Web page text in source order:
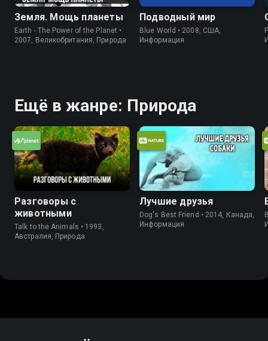
Земля. Мощь планеты
Earth - The Power of the Planet •
2007, Великобритания, Природа
Подводный мир
Blue World • 2008, США,
Информация
Ещё в жанре: Природа
Разговоры с
животными
Talk to the Animals • 1993,
Австралия, Природа
Лучшие друзья
Dog's Best Friend • 2014, Канада,
Информация